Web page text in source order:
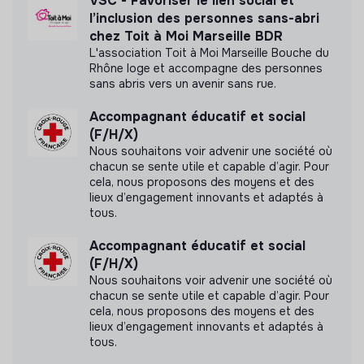
mesure d'impact
Labels et certifications
Cette structure n'a pas souhaité nous
communiquer les labels ou certifications qu'elle a
pu obtenir.
Documents
N'a pas encore communiqué de documents de
transparence
l’inclusion des personnes sans-abri
chez Toit à Moi Marseille BDR
L'association Toit à Moi Marseille Bouche du
Rhône loge et accompagne des personnes
sans abris vers un avenir sans rue.
Accompagnant éducatif et social
(F/H/X)
Nous souhaitons voir advenir une société où
chacun se sente utile et capable d’agir. Pour
cela, nous proposons des moyens et des
lieux d’engagement innovants et adaptés à
tous.
Accompagnant éducatif et social
(F/H/X)
Nous souhaitons voir advenir une société où
chacun se sente utile et capable d’agir. Pour
cela, nous proposons des moyens et des
lieux d’engagement innovants et adaptés à
tous.